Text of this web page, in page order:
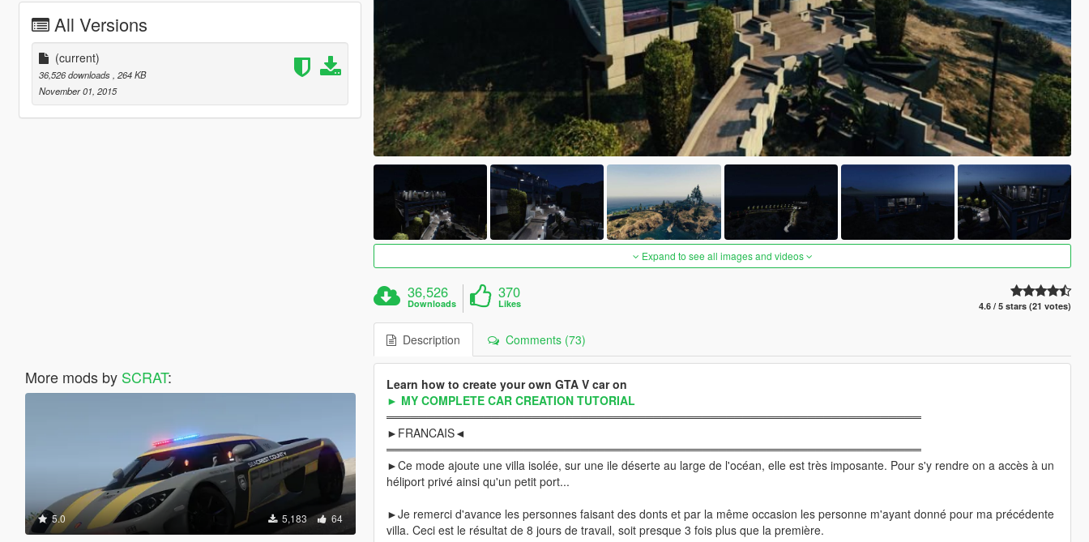
All Versions
(current)
36,526 downloads, 264 KB
November 01, 2015
More mods by SCRAT:
5.0 5,183 64
Expand to see all images and videos
36,526
Downloads
370
Likes 4.6 / 5 stars (21 votes)
Description Comments (73)
Learn how to create your own GTA V car on
► MY COMPLETE CAR CREATION TUTORIAL
══════════════════════════════════════════════════════════════════
►FRANCAIS◄
══════════════════════════════════════════════════════════════════
►Ce mode ajoute une villa isolée, sur une ile déserte au large de l'océan, elle est très imposante. Pour s'y rendre on a accès à un
héliport privé ainsi qu'un petit port...
►Je remerci d'avance les personnes faisant des donts et par la même occasion les personne m'ayant donné pour ma précédente
villa. Ceci est le résultat de 8 jours de travail, soit presque 3 fois plus que la première.